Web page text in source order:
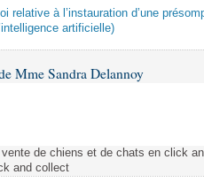
relative à l’instauration d’une
artificielle)
Mme Sandra Delannoy
de chiens et de chats en click
and collect